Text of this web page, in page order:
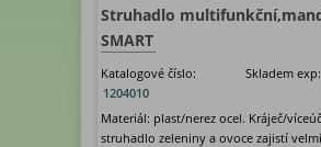
Struhadlo
SMART
Katalogové číslo:
1204010
Skladem exp:
Materiál: plast/nerez ocel. Kráječ/
struhadlo zeleniny a ovoce zajistí